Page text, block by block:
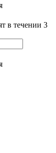
в течении 3